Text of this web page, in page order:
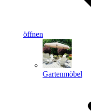
öffnen
Gartenmöbel